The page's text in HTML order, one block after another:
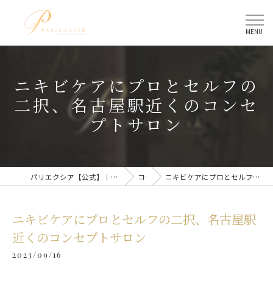
ニキビケアにプロとセルフの
二択、名古屋駅近くのコンセ
プトサロン
パリエクシア【公式】｜名古屋駅のトータルビューティーサロン コラム ニキビケアにプロとセルフの二択、名古屋駅近くのコンセプトサロン
ニキビケアにプロとセルフの二択、名古屋駅
近くのコンセプトサロン
2023/09/16